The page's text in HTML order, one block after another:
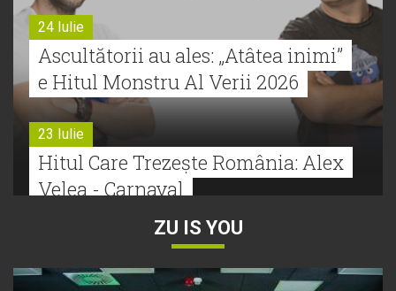
24 Iulie
Ascultătorii au ales: „Atâtea inimi”
e Hitul Monstru Al Verii 2026
23 Iulie
Hitul Care Trezește România: Alex
Velea - Carnaval
Bătălie strânsă la Hitul Monstru Al
ZU IS YOU